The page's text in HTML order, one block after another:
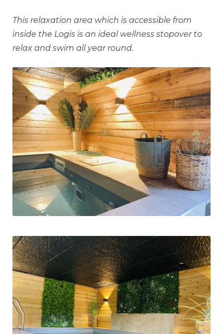
This relaxation area which is accessible from
inside the Logis is an ideal wellness stopover to
relax and swim all year round.